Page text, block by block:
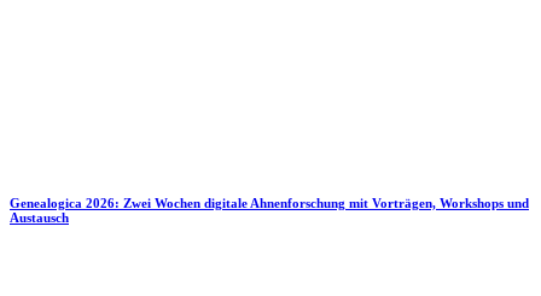
Genealogica 2026: Zwei Wochen digitale Ahnenforschung mit Vorträgen, Workshops und
Austausch